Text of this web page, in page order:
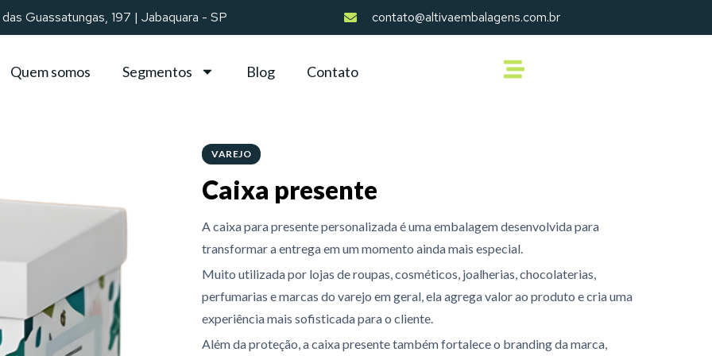
das Guassatungas, 197 | Jabaquara - SP contato@altivaembalagens.com.br
Quem somos Segmentos Blog Contato
VAREJO
Caixa presente
A caixa para presente personalizada é uma embalagem desenvolvida para
transformar a entrega em um momento ainda mais especial.
Muito utilizada por lojas de roupas, cosméticos, joalherias, chocolaterias,
perfumarias e marcas do varejo em geral, ela agrega valor ao produto e cria uma
experiência mais sofisticada para o cliente.
Além da proteção, a caixa presente também fortalece o branding da marca,